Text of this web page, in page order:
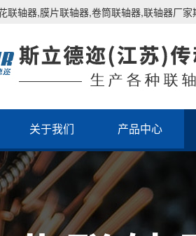
联轴器,膜片联轴器,卷筒联轴器,联轴器厂
关于我们 产品中心